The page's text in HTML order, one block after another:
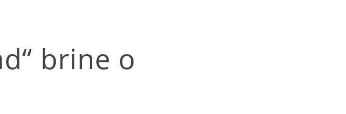
brine o